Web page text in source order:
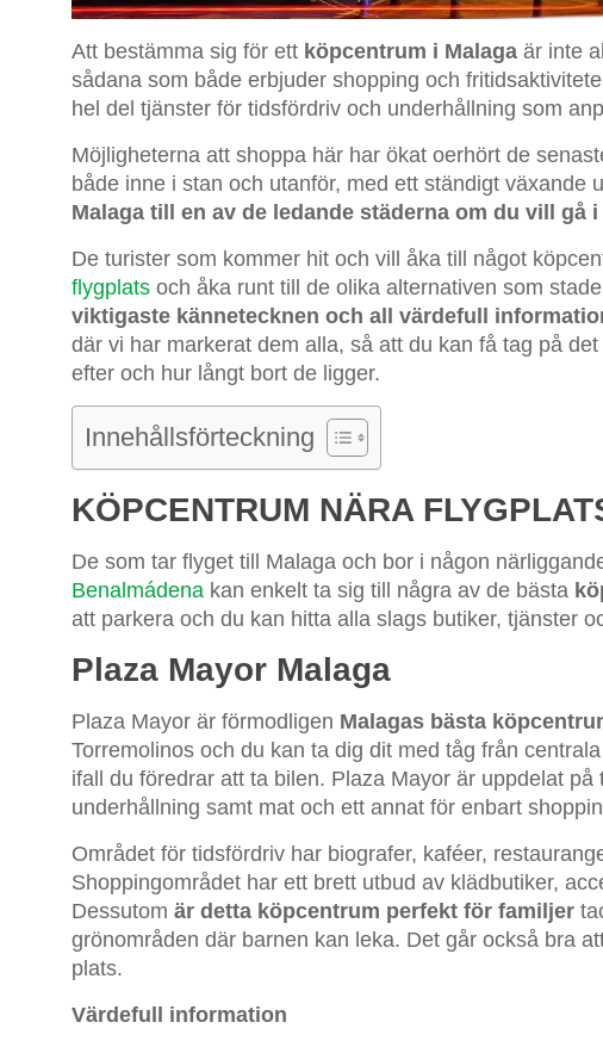
Att bestämma sig för ett köpcentrum i Malaga är inte
sådana som både erbjuder shopping och
hel del tjänster för tidsfördriv och underhållning som
Möjligheterna att shoppa här har ökat oerhört de
både inne i stan och utanför, med ett ständigt växande
Malaga till en av de ledande städerna om du vill gå
De turister som kommer hit och vill åka till något
flygplats och åka runt till de olika alternativen som
viktigaste kännetecknen och all värdefull
där vi har markerat dem alla, så att du kan få tag på
efter och hur långt bort de ligger.
Innehållsförteckning
KÖPCENTRUM NÄRA
De som tar flyget till Malaga och bor i någon
Benalmádena kan enkelt ta sig till några av de bästa
att parkera och du kan hitta alla slags butiker, tjänster
Plaza Mayor Malaga
Plaza Mayor är förmodligen Malagas bästa
Torremolinos och du kan ta dig dit med tåg från
ifall du föredrar att ta bilen. Plaza Mayor är uppdelat
underhållning samt mat och ett annat för enbart
Området för tidsfördriv har biografer, kaféer,
Shoppingområdet har ett brett utbud av klädbutiker,
Dessutom är detta köpcentrum perfekt för familjer
grönområden där barnen kan leka. Det går också bra
plats.
Värdefull information